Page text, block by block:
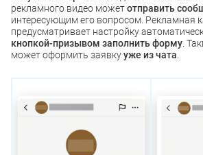
рекламного видео можетотправить
интересующим его вопросом. Рекламная
предусматривает настройку
кнопкой-призывом заполнить форму .
может оформить заявкууже из чата